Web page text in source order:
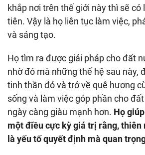
khắp nơi trên thế giới này thì sẽ có
tiên. Vậy là họ liên tục làm việc,
và sáng tạo.
Họ tìm ra được giải pháp cho đất
nhờ đó mà những thế hệ sau này,
tinh thần đó và trở về quê hương
sống và làm việc góp phần cho
ngày càng giàu mạnh hơn. Họ
một điều cực kỳ giá trị rằng, thiên
là yếu tố quyết định mà quan